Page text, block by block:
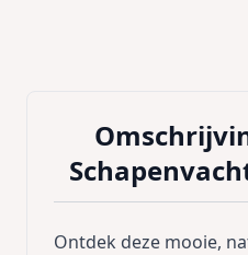
Ontdek deze mooie,